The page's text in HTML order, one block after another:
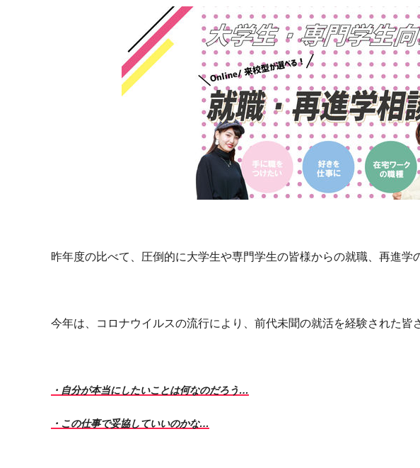
昨年度の比べて、圧倒的に大学生や専門学生の皆様からの就職、再進学
今年は、コロナウイルスの流行により、前代未聞の就活を経験された皆
・自分が本当にしたいことは何なのだろう…
・この仕事で妥協していいのかな…